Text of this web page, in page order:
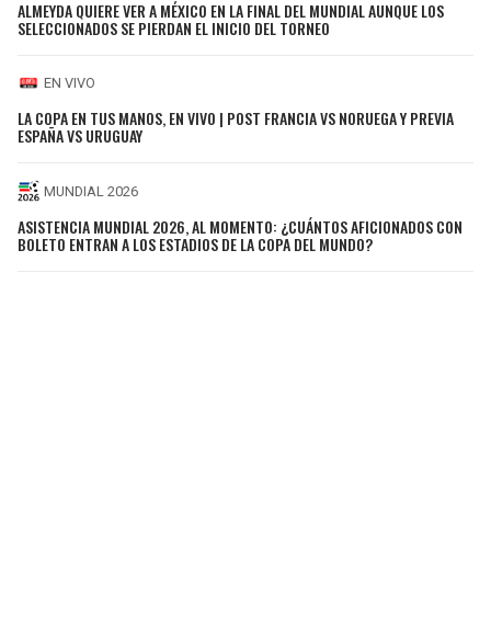
ALMEYDA QUIERE VER A MÉXICO EN LA FINAL DEL MUNDIAL AUNQUE LOS
SELECCIONADOS SE PIERDAN EL INICIO DEL TORNEO
EN VIVO
LA COPA EN TUS MANOS, EN VIVO | POST FRANCIA VS NORUEGA Y PREVIA
ESPAÑA VS URUGUAY
MUNDIAL 2026
ASISTENCIA MUNDIAL 2026, AL MOMENTO: ¿CUÁNTOS AFICIONADOS CON
BOLETO ENTRAN A LOS ESTADIOS DE LA COPA DEL MUNDO?